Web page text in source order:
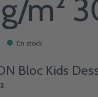
m²
En stock
Bloc Kids